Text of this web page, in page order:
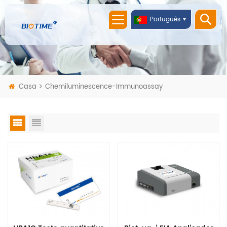
Português
Casa Chemiluminescence-Immunoassay